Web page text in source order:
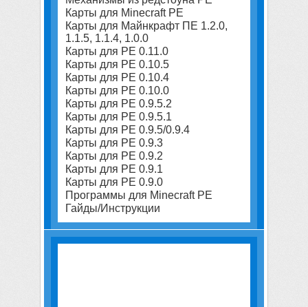
Карты для Minecraft PE
Карты для Майнкрафт ПЕ 1.2.0,
1.1.5, 1.1.4, 1.0.0
Карты для PE 0.11.0
Карты для PE 0.10.5
Карты для PE 0.10.4
Карты для PE 0.10.0
Карты для PE 0.9.5.2
Карты для PE 0.9.5.1
Карты для PE 0.9.5/0.9.4
Карты для PE 0.9.3
Карты для PE 0.9.2
Карты для PE 0.9.1
Карты для PE 0.9.0
Программы для Minecraft PE
Гайды/Инструкции